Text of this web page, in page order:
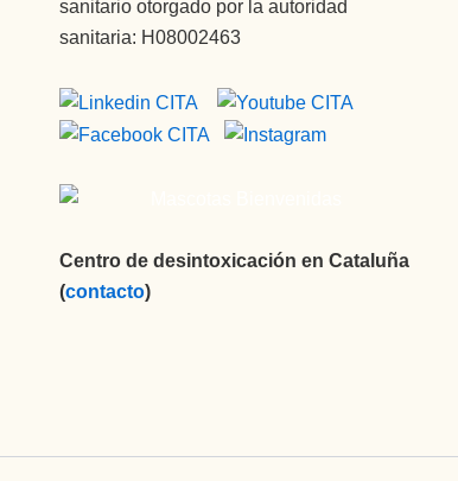
sanitario otorgado por la autoridad
sanitaria: H08002463
Centro de desintoxicación en Cataluña
(contacto)